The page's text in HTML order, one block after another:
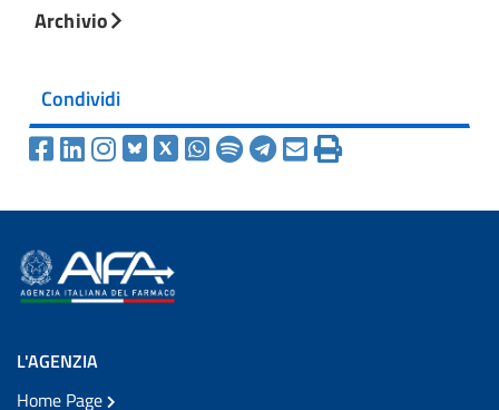
Archivio
Condividi
L'AGENZIA
Home Page